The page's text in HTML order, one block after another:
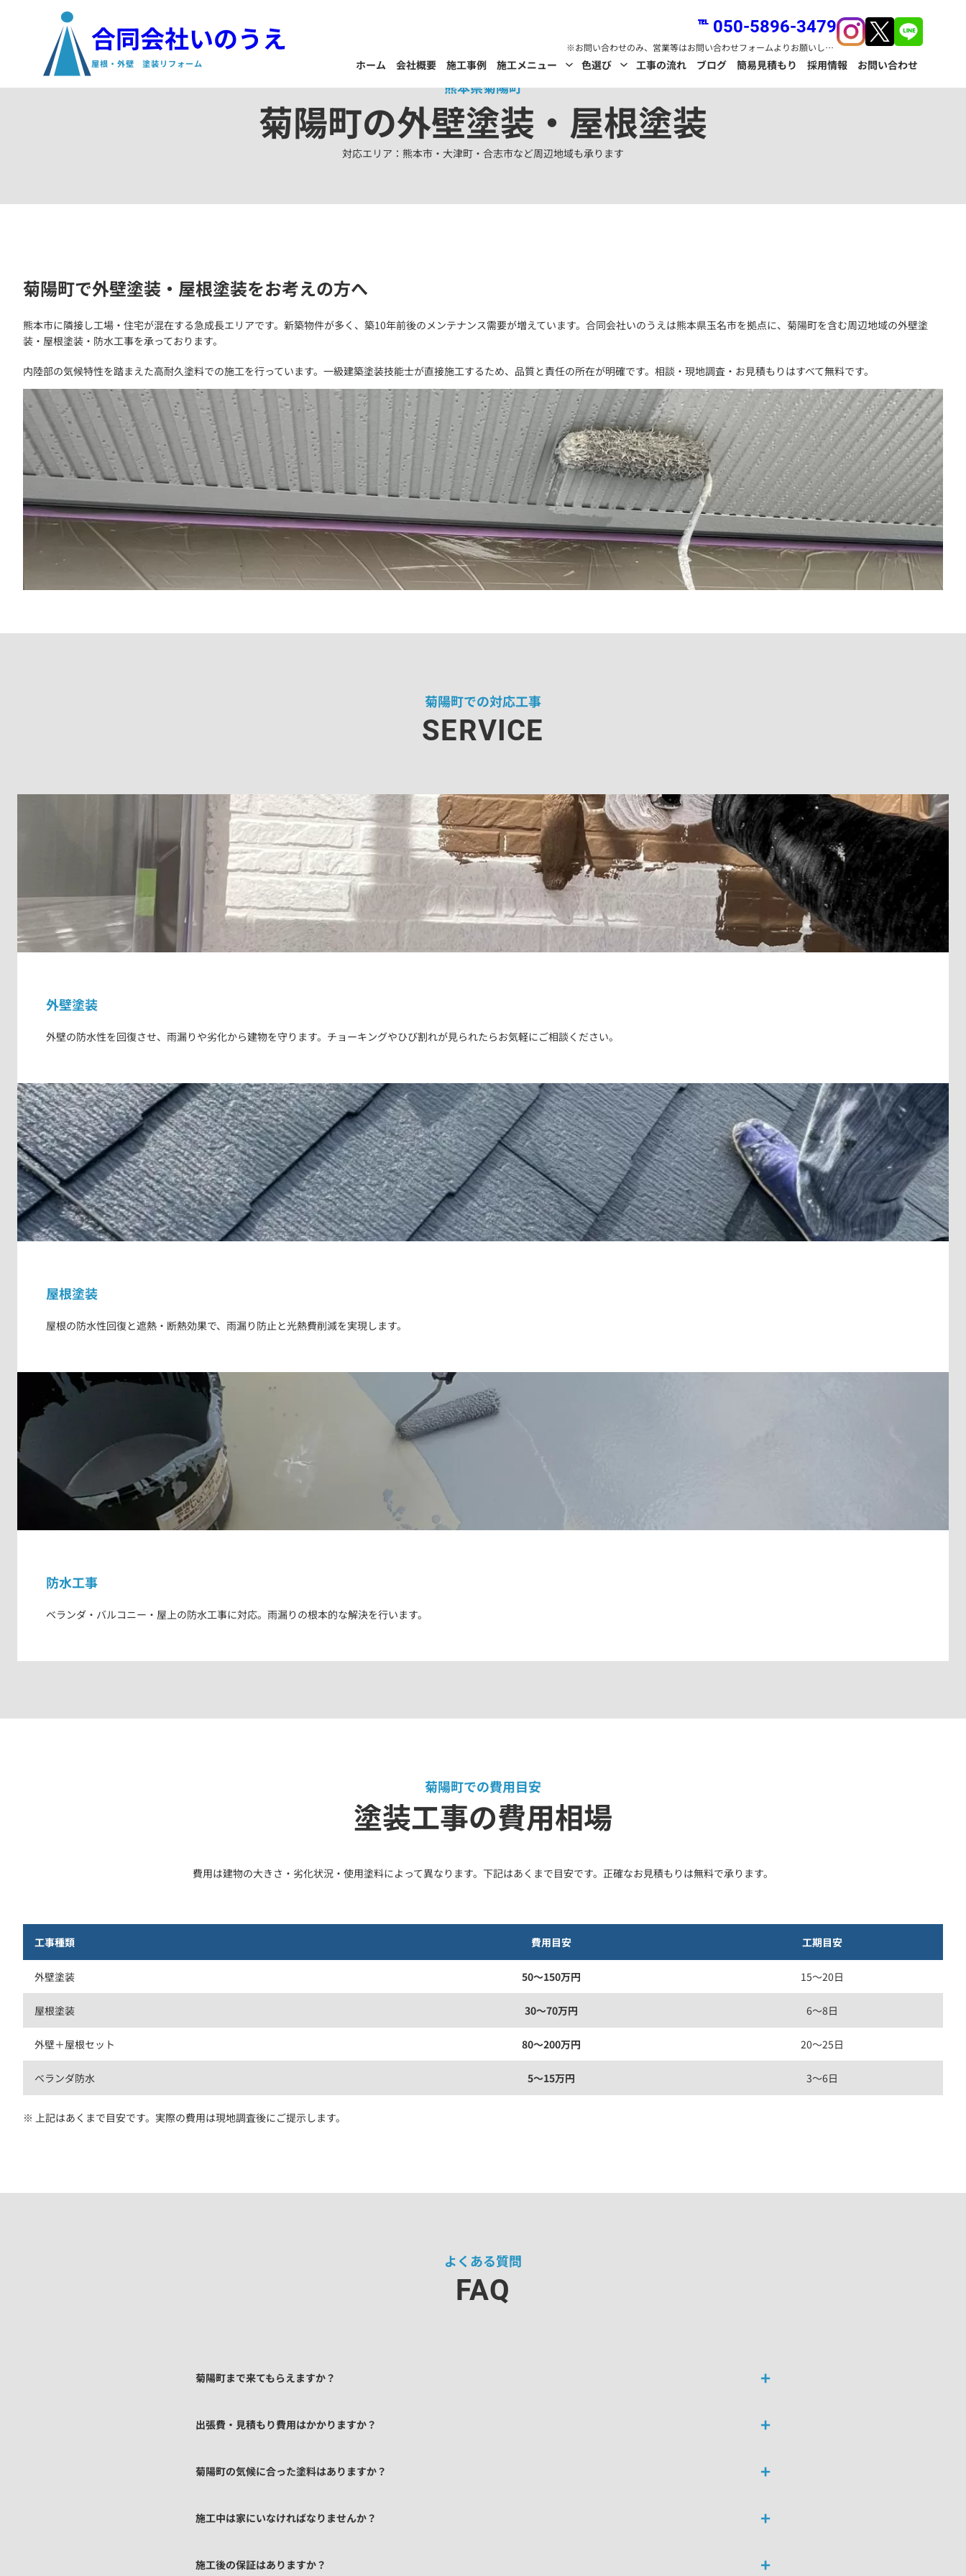
合同会社いのうえ
屋根・外壁 塗装リフォーム
℡ 050-5896-3479
※お問い合わせのみ、営業等はお問い合わせフォームよりお願いします。
ホーム 会社概要 施工事例 施工メニュー 色選び 工事の流れ ブログ 簡易見積もり 採用情報 お問い合わせ
対応エリア
熊本県菊陽町
菊陽町の外壁塗装・屋根塗装
対応エリア：熊本市・大津町・合志市など周辺地域も承ります
菊陽町で外壁塗装・屋根塗装をお考えの方へ
熊本市に隣接し工場・住宅が混在する急成長エリアです。新築物件が多く、築10年前後のメンテナンス需要が増えています。合同会社いのうえは熊本県玉名市を拠点に、菊陽町を含む周辺地域の外壁塗
装・屋根塗装・防水工事を承っております。
内陸部の気候特性を踏まえた高耐久塗料での施工を行っています。一級建築塗装技能士が直接施工するため、品質と責任の所在が明確です。相談・現地調査・お見積もりはすべて無料です。
菊陽町での対応工事
SERVICE
外壁塗装
外壁の防水性を回復させ、雨漏りや劣化から建物を守ります。チョーキングやひび割れが見られたらお気軽にご相談ください。
屋根塗装
屋根の防水性回復と遮熱・断熱効果で、雨漏り防止と光熱費削減を実現します。
防水工事
ベランダ・バルコニー・屋上の防水工事に対応。雨漏りの根本的な解決を行います。
菊陽町での費用目安
塗装工事の費用相場
費用は建物の大きさ・劣化状況・使用塗料によって異なります。下記はあくまで目安です。正確なお見積もりは無料で承ります。
工事種類 費用目安 工期目安
外壁塗装 50〜150万円 15〜20日
屋根塗装 30〜70万円 6〜8日
外壁＋屋根セット 80〜200万円 20〜25日
ベランダ防水 5〜15万円 3〜6日
※ 上記はあくまで目安です。実際の費用は現地調査後にご提示します。
よくある質問
FAQ
菊陽町まで来てもらえますか？
出張費・見積もり費用はかかりますか？
菊陽町の気候に合った塗料はありますか？
施工中は家にいなければなりませんか？
施工後の保証はありますか？